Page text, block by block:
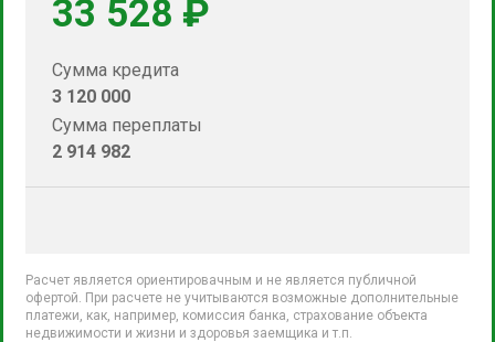
33 528 ₽
Сумма кредита
3 120 000
Сумма переплаты
2 914 982
Расчет является ориентировачным и не является публичной
офертой. При расчете не учитываются возможные дополнительные
платежи, как, например, комиссия банка, страхование объекта
недвижимости и жизни и здоровья заемщика и т.п.